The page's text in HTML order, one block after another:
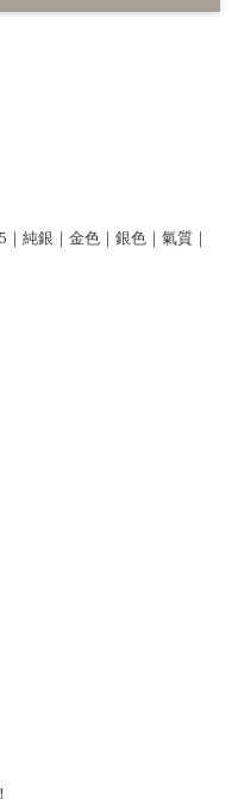
純銀｜金色｜銀色｜氣質｜